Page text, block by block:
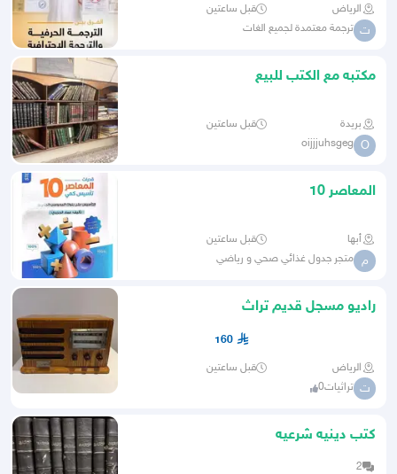
الرياض قبل ساعتين
ت ترجمة معتمدة لجميع الغات
مكتبه مع الكتب للبيع
بريدة قبل ساعتين
O
oijjjuhsgeg
المعاصر 10
أبها قبل ساعتين
م متجر جدول غذائي صحي و رياضي
راديو مسجل قديم تراث
160
الرياض قبل ساعتين
ت تراثيات0
كتب دينيه شرعيه
2